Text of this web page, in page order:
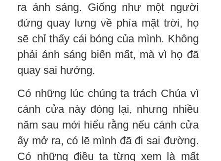
ra ánh sáng. Giống như một người
đứng quay lưng về phía mặt trời, họ
sẽ chỉ thấy cái bóng của mình. Không
phải ánh sáng biến mất, mà vì họ đã
quay sai hướng.
Có những lúc chúng ta trách Chúa vì
cánh cửa này đóng lại, nhưng nhiều
năm sau mới hiểu rằng nếu cánh cửa
ấy mở ra, có lẽ mình đã đi sai đường.
Có những điều ta từng xem là mất